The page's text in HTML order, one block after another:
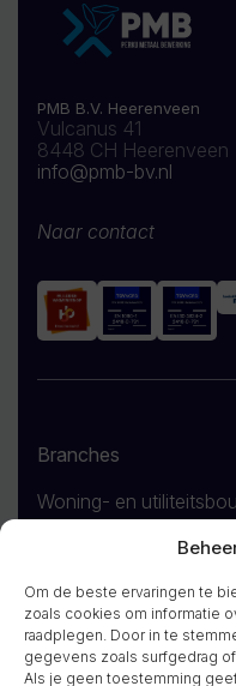
Om de beste ervaringen te
zoals cookies om informatie
raadplegen. Door in te
gegevens zoals surfgedrag
Als je geen toestemming
PMB B.V. Heerenveen
Vulcanus 41
8448 CH Heerenveen
info@pmb-bv.nl
Naar contact
Branches
Woning- en
Sport gerelateerd
Interieurbouw
Industrie en productie
bedrijven